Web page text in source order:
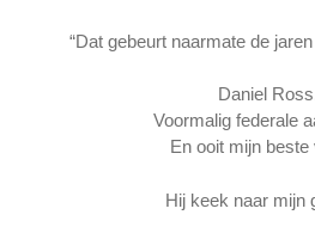
“Dat gebeurt naarmate de
Daniel
Voormalig federale
En ooit mijn beste
Hij keek naar mijn